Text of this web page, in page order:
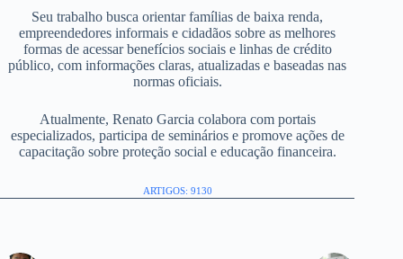
Seu trabalho busca orientar famílias de baixa renda,
empreendedores informais e cidadãos sobre as melhores
formas de acessar benefícios sociais e linhas de crédito
público, com informações claras, atualizadas e baseadas nas
normas oficiais.
Atualmente, Renato Garcia colabora com portais
especializados, participa de seminários e promove ações de
capacitação sobre proteção social e educação financeira.
ARTIGOS: 9130